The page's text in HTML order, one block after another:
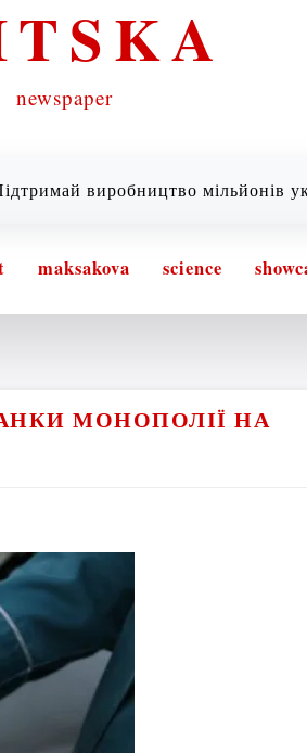
newspaper
виробництво мільйонів
maksakova science
МОНОПОЛІЇ НА